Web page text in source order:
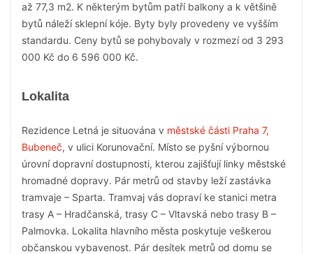
až 77,3 m2. K některým bytům patří balkony a k většině
bytů náleží sklepní kóje. Byty byly provedeny ve vyšším
standardu. Ceny bytů se pohybovaly v rozmezí od 3 293
000 Kč do 6 596 000 Kč.
Lokalita
Rezidence Letná je situována v městské části Praha 7,
Bubeneč, v ulici Korunovační. Místo se pyšní výbornou
úrovní dopravní dostupnosti, kterou zajišťují linky městské
hromadné dopravy. Pár metrů od stavby leží zastávka
tramvaje – Sparta. Tramvaj vás dopraví ke stanici metra
trasy A – Hradčanská, trasy C – Vltavská nebo trasy B –
Palmovka. Lokalita hlavního města poskytuje veškerou
občanskou vybavenost. Pár desítek metrů od domu se